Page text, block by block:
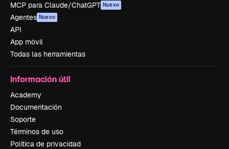
MCP para Claude/ChatGPT Nuevo
Agentes Nuevo
API
App móvil
Todas las herramientas
Información útil
Academy
Documentación
Soporte
Términos de uso
Política de privacidad